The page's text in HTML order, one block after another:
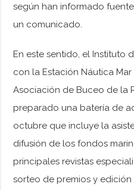
según han informado
un comunicado.
En este sentido, el Instituto
con la Estación Náutica
Asociación de Buceo de la
preparado una batería de
octubre que incluye la
difusión de los fondos
principales revistas
sorteo de premios y